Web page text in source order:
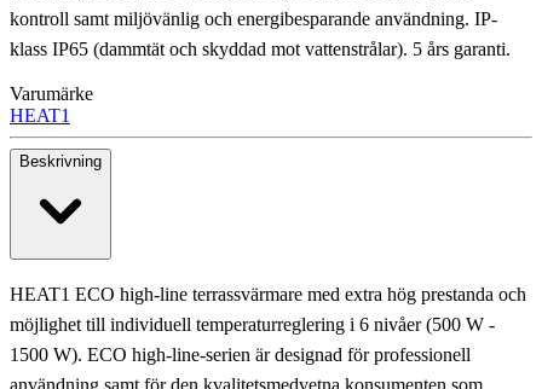
kontroll samt miljövänlig och energibesparande användning. IP-
klass IP65 (dammtät och skyddad mot vattenstrålar). 5 års garanti.
Varumärke
HEAT1
Beskrivning
HEAT1 ECO high-line terrassvärmare med extra hög prestanda och
möjlighet till individuell temperaturreglering i 6 nivåer (500 W -
1500 W). ECO high-line-serien är designad för professionell